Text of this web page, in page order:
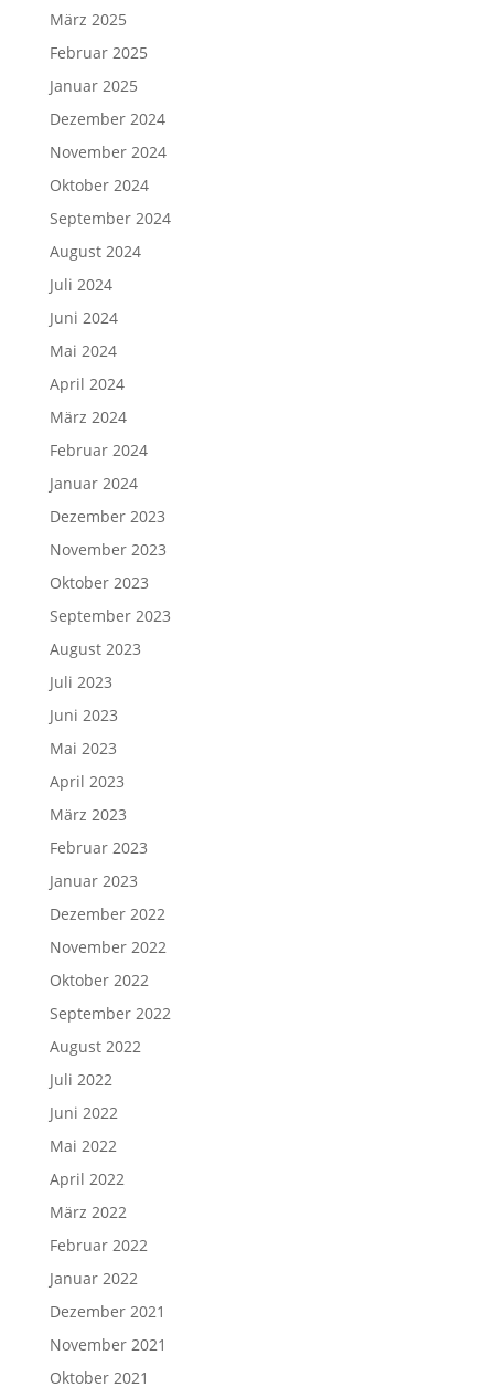
März 2025
Februar 2025
Januar 2025
Dezember 2024
November 2024
Oktober 2024
September 2024
August 2024
Juli 2024
Juni 2024
Mai 2024
April 2024
März 2024
Februar 2024
Januar 2024
Dezember 2023
November 2023
Oktober 2023
September 2023
August 2023
Juli 2023
Juni 2023
Mai 2023
April 2023
März 2023
Februar 2023
Januar 2023
Dezember 2022
November 2022
Oktober 2022
September 2022
August 2022
Juli 2022
Juni 2022
Mai 2022
April 2022
März 2022
Februar 2022
Januar 2022
Dezember 2021
November 2021
Oktober 2021